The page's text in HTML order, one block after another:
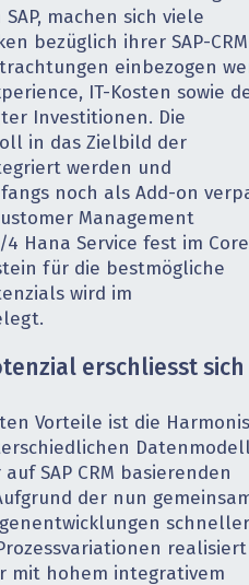
machen sich viele
bezüglich ihrer SAP-
einbezogen
IT-Kosten sowie
Investitionen. Die
in das Zielbild der
werden und
noch als Add-on
Management
Hana Service fest im Core
für die bestmögliche
wird im
erschliesst
Vorteile ist die
SAP CRM basierenden
der nun
schneller
realisiert
mit hohem integrativem